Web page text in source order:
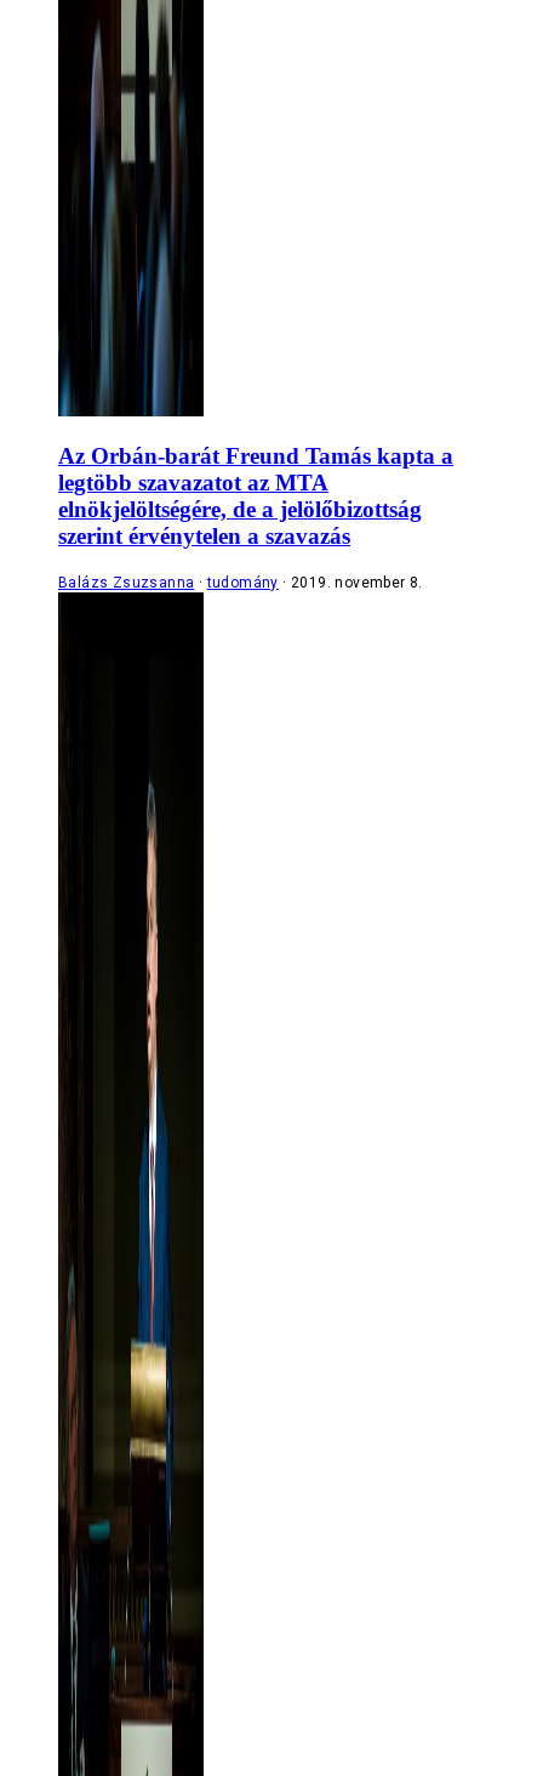
Az Orbán-barát Freund Tamás kapta a
legtöbb szavazatot az MTA
elnökjelöltségére, de a jelölőbizottság
szerint érvénytelen a szavazás
Balázs Zsuzsanna tudomány 2019. november 8.